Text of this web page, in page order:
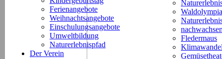
Fledermaus
Ferienangebote
Weihnachtsangebote
Einschulungsangebote
Umweltbildung
Naturerlebnispfad
Der Verein